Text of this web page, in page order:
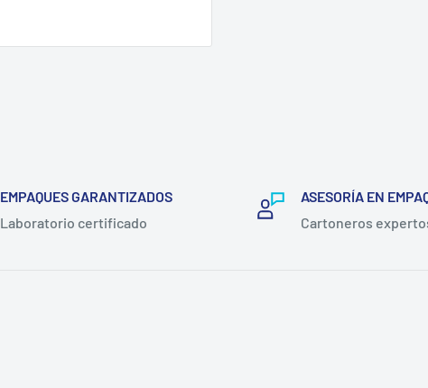
EMPAQUES GARANTIZADOS
Laboratorio certificado
ASESORÍA EN
Cartoneros